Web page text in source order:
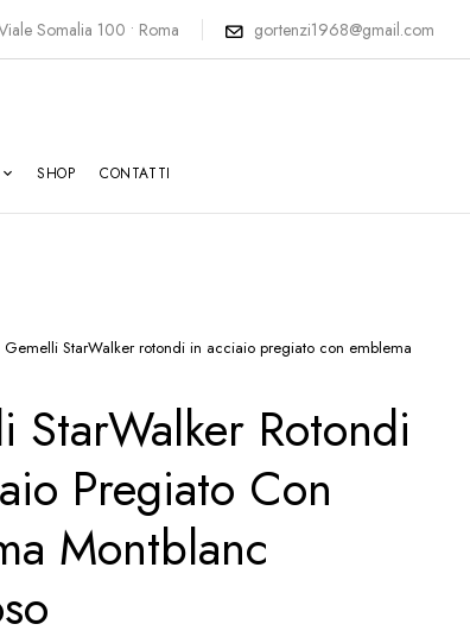
Somalia 100 • Roma gortenzi1968@gmail.com
SHOP CONTATTI
Gemelli StarWalker rotondi in acciaio pregiato con emblema
StarWalker Rotondi
Pregiato Con
Montblanc